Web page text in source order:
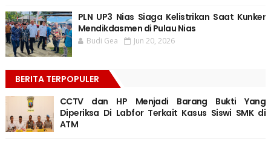
PLN UP3 Nias Siaga Kelistrikan Saat Kunker
Mendikdasmen di Pulau Nias
Budi Gea Jun 20, 2026
BERITA TERPOPULER
CCTV dan HP Menjadi Barang Bukti Yang
Diperiksa Di Labfor Terkait Kasus Siswi SMK di
ATM